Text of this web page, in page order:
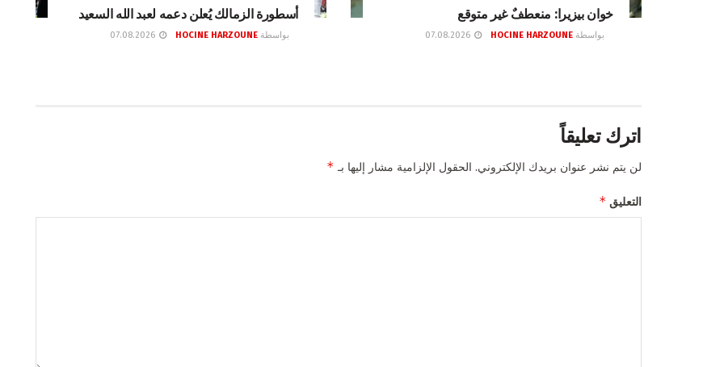
خوان بيزيرا: منعطفٌ غير متوقع
بواسطة HOCINE HARZOUNE
أسطورة الزمالك يُعلن دعمه لعبد الله السعيد
بواسطة HOCINE HARZOUNE
اترك تعليقاً
لن يتم نشر عنوان بريدك الإلكتروني. الحقول الإلزامية مشار إليها بـ *
التعليق *